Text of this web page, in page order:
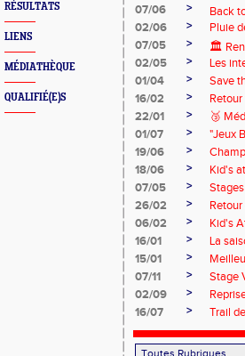
RÉSULTATS
LIENS
MÉDIATHÈQUE
QUALIFIÉ(E)S
07/06
>
Back
02/06
>
Pluie
07/05
>
🏛️
02/05
>
Les
01/04
>
Save
16/02
>
22/01
>
🥉
01/07
>
"Jeux
19/06
>
18/06
>
Kid's
07/05
>
26/02
>
06/02
>
Kid's
16/01
>
La
15/01
>
07/11
>
Stage
02/09
>
16/07
> Trail